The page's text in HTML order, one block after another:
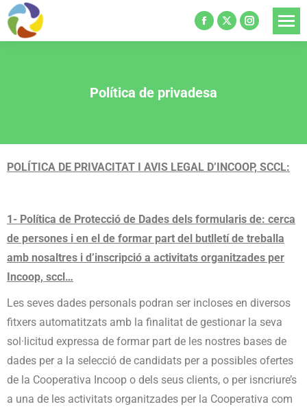
Política de privadesa
POLÍTICA DE PRIVACITAT I AVIS LEGAL D’INCOOP, SCCL:
1- Política de Protecció de Dades dels formularis de: cerca
de persones i en el de formar part del butlletí de treballa
amb nosaltres i d’inscripció a activitats organitzades per
Incoop, sccl…
Les seves dades personals podran ser incloses en diversos
fitxers automatitzats amb la finalitat de gestionar la seva
sol·licitud expressa de formar part de les nostres bases de
dades per a la selecció de candidats per a possibles ofertes
de la Cooperativa Incoop o dels seus clients, o per isncriure’s
a una de les activitats organitzades per la Cooperativa com